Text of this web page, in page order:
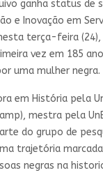
ganha status de
e Inovação em
terça-feira (24),
vez em 185
uma mulher negra.
em História pela
mestra pela
do grupo de
trajetória
negras na